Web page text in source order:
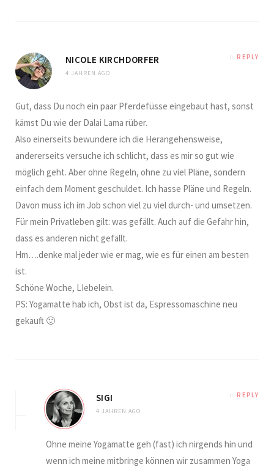
NICOLE KIRCHDORFER
4 JAHREN AGO
REPLY
Gut, dass Du noch ein paar Pferdefüsse eingebaut hast, sonst
kämst Du wie der Dalai Lama rüber.
Also einerseits bewundere ich die Herangehensweise,
andererseits versuche ich schlicht, dass es mir so gut wie
möglich geht. Aber ohne Regeln, ohne zu viel Pläne, sondern
einfach dem Moment geschuldet. Ich hasse Pläne und Regeln.
Davon muss ich im Job schon viel zu viel durch- und umsetzen.
Für mein Privatleben gilt: was gefällt. Auch auf die Gefahr hin,
dass es anderen nicht gefällt.
Hm….denke mal jeder wie er mag, wie es für einen am besten
ist.
Schöne Woche, LIebelein.
PS: Yogamatte hab ich, Obst ist da, Espressomaschine neu
gekauft 🙂
SIGI
4 JAHREN AGO
REPLY
Ohne meine Yogamatte geh (fast) ich nirgends hin und
wenn ich meine mitbringe können wir zusammen Yoga